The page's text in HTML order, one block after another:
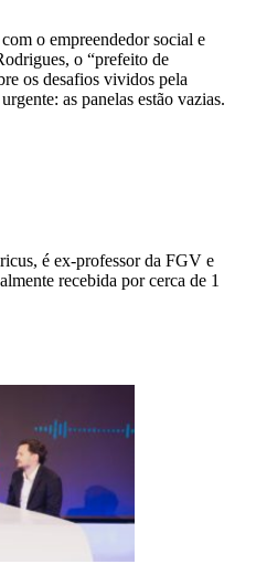
o empreendedor social e
o “prefeito de
os desafios vividos pela
as panelas estão vazias.
é ex-professor da FGV e
recebida por cerca de 1